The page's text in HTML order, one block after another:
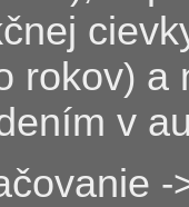
rokov) a
v
-